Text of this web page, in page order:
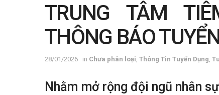
TRUNG TÂM
THÔNG BÁO
28/01/2026 in Chưa phân loại, Thông Tin Tuyển Dụng,
Nhằm mở rộng đội ngũ nhân